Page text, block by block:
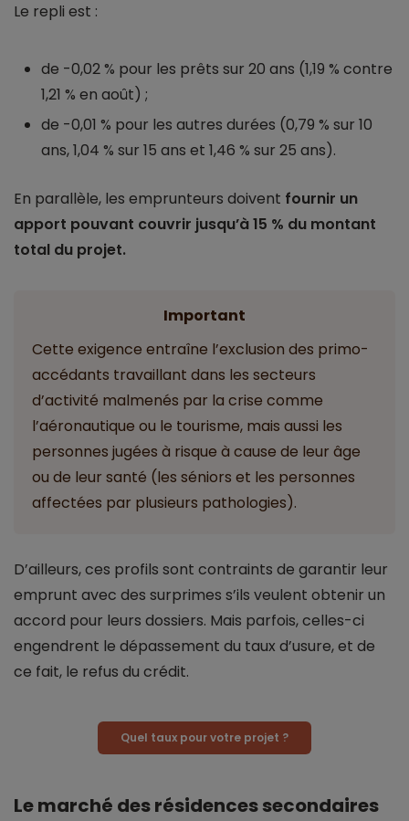
Le repli est :
de -0,02 % pour les prêts sur 20 ans (1,19 % contre
1,21 % en août) ;
de -0,01 % pour les autres durées (0,79 % sur 10
ans, 1,04 % sur 15 ans et 1,46 % sur 25 ans).
En parallèle, les emprunteurs doivent fournir un
apport pouvant couvrir jusqu’à 15 % du montant
total du projet.
Important
Cette exigence entraîne l’exclusion des primo-
accédants travaillant dans les secteurs
d’activité malmenés par la crise comme
l’aéronautique ou le tourisme, mais aussi les
personnes jugées à risque à cause de leur âge
ou de leur santé (les séniors et les personnes
affectées par plusieurs pathologies).
D’ailleurs, ces profils sont contraints de garantir leur
emprunt avec des surprimes s’ils veulent obtenir un
accord pour leurs dossiers. Mais parfois, celles-ci
engendrent le dépassement du taux d’usure, et de
ce fait, le refus du crédit.
Quel taux pour votre projet ?
Le marché des résidences secondaires